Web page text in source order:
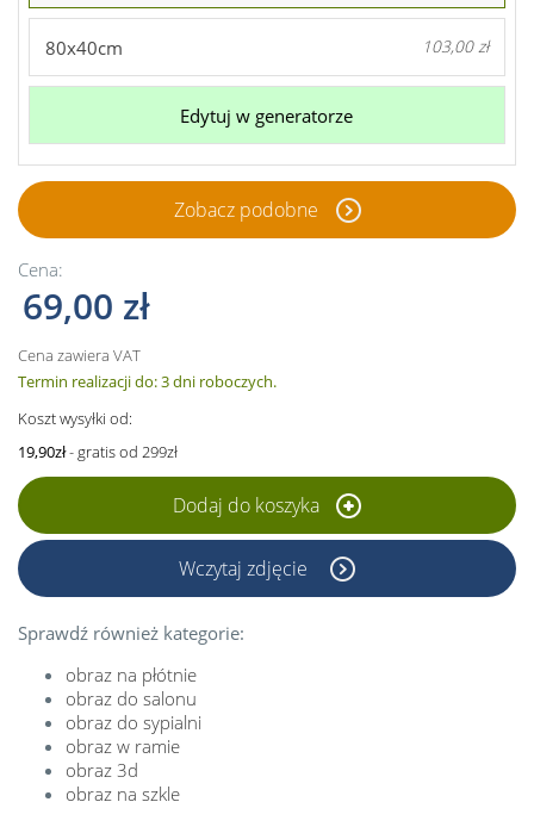
80x40cm 103,00 zł
Edytuj w generatorze
Zobacz podobne
Cena:
69,00 zł
Cena zawiera VAT
Termin realizacji do: 3 dni roboczych.
Koszt wysyłki od:
19,90zł- gratis od 299zł
Dodaj do koszyka
Wczytaj zdjęcie
Sprawdź również kategorie:
obraz na płótnie
obraz do salonu
obraz do sypialni
obraz w ramie
obraz 3d
obraz na szkle